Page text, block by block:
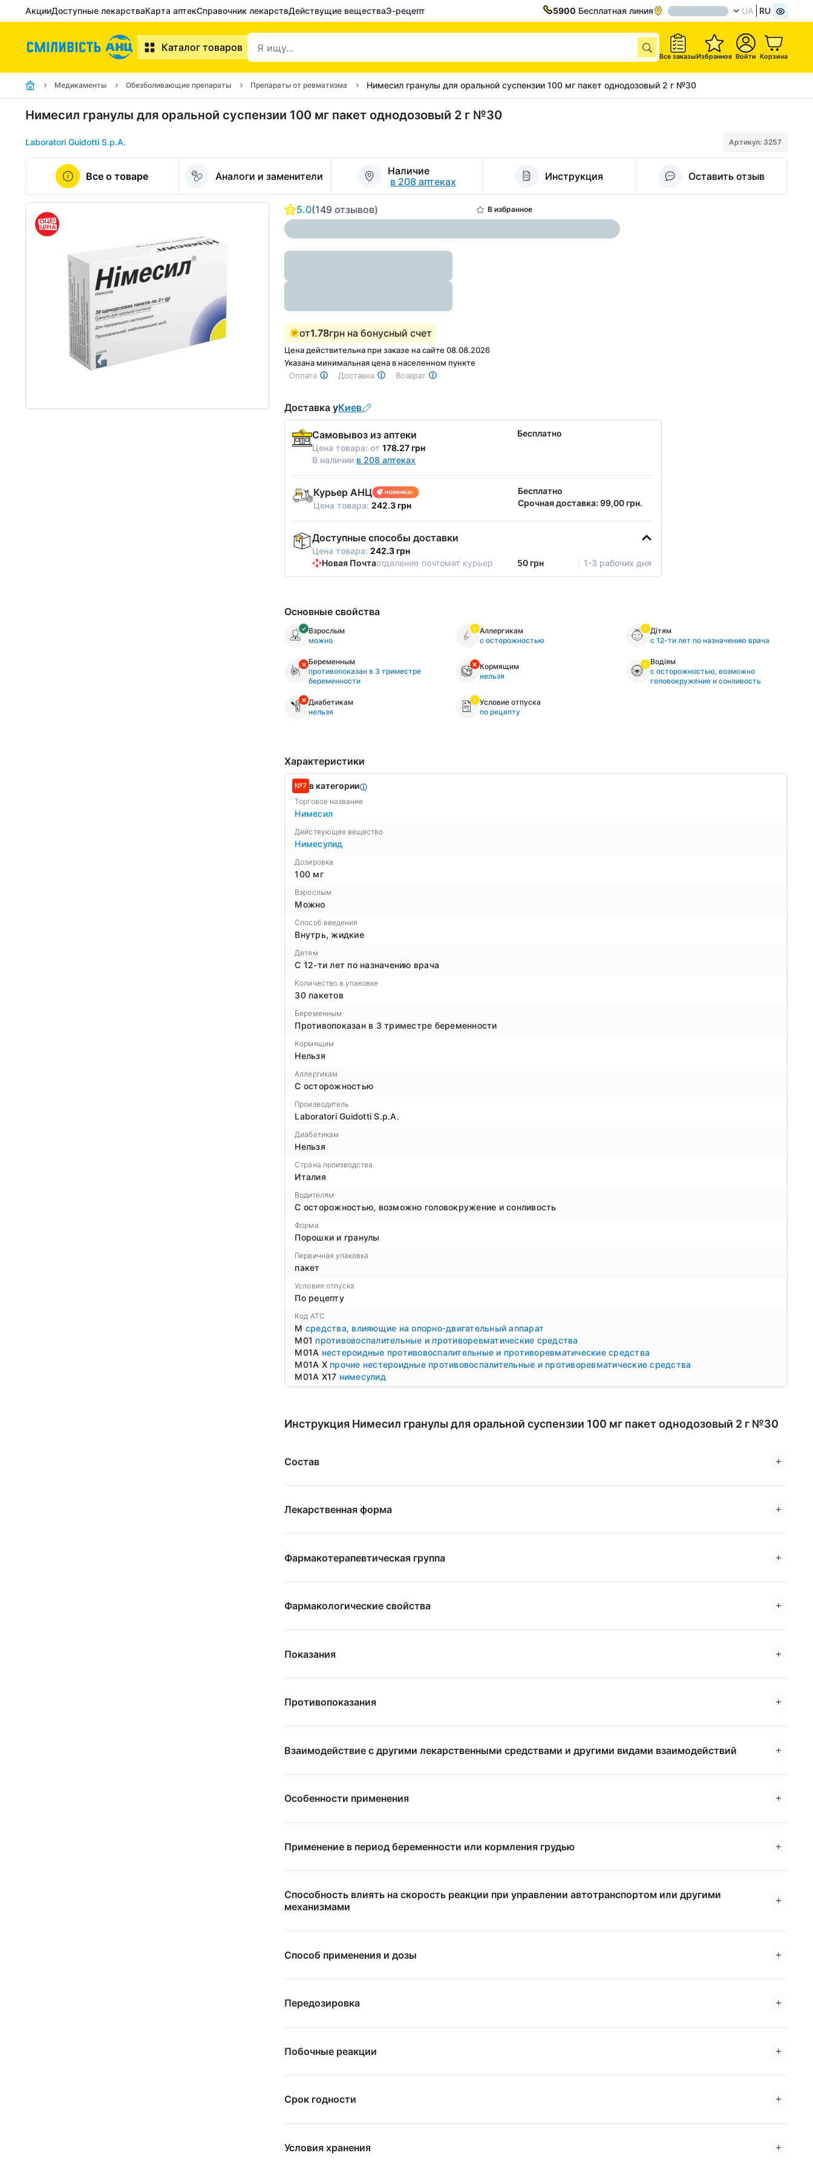
АкцииДоступные лекарстваКарта аптекСправочник лекарствДействущие веществаЭ-рецепт 5900 Бесплатная линия UA RU
Каталог товаров
Все заказыИзбранное Войти Корзина
Медикаменты Обезболивающие препараты Препараты от ревматизма Нимесил гранулы для оральной суспензии 100 мг пакет однодозовый 2 г №30
Нимесил гранулы для оральной суспензии 100 мг пакет однодозовый 2 г №30
Laboratori Guidotti S.p.A. Артикул: 3257
Все о товаре Аналоги и заменители
Наличие
в 208 аптеках
Инструкция Оставить отзыв
5.0(149 отзывов) В избранное
от1.78грн на бонусный счет
Цена действительна при заказе на сайте 08.08.2026
Указана минимальная цена в населенном пункте
Оплата
Доставка Возврат
Доставка уКиев
Самовывоз из аптеки
Цена товара:от 178.27 грн
В наличии в 208 аптеках
Бесплатно
Курьер АНЦ
Цена товара: 242.3 грн
Бесплатно
Срочная доставка: 99,00 грн.
Доступные способы доставки
Цена товара: 242.3 грн
Новая Почтаотделение почтомат курьер 50 грн 1-3 рабочих дня
Основные свойства
Взрослым
можно
Аллергикам
с осторожностью
Дітям
с 12-ти лет по назначению врача
Беременным
противопоказан в 3 триместре
беременности
Кормящим
нельзя
Водіям
с осторожностью, возможно
головокружение и сонливость
Диабетикам
нельзя
Условие отпуска
по рецепту
Характеристики
№7 в категории
Торговое название
Нимесил
Действующее вещество
Нимесулид
Дозировка
100 мг
Взрослым
Можно
Способ введения
Внутрь, жидкие
Детям
С 12-ти лет по назначению врача
Количество в упаковке
30 пакетов
Беременным
Противопоказан в 3 триместре беременности
Кормящим
Нельзя
Аллергикам
С осторожностью
Производитель
Laboratori Guidotti S.p.A.
Диабетикам
Нельзя
Страна производства
Италия
Водителям
С осторожностью, возможно головокружение и сонливость
Форма
Порошки и гранулы
Первичная упаковка
пакет
Условия отпуска
По рецепту
Код ATC
M средства, влияющие на опорно-двигательный аппарат
M01 противовоспалительные и противоревматические средства
M01A нестероидные противовоспалительные и противоревматические средства
M01A X прочие нестероидные противовоспалительные и противоревматические средства
M01A X17 нимесулид
Инструкция Нимесил гранулы для оральной суспензии 100 мг пакет однодозовый 2 г №30
Состав
Лекарственная форма
Фармакотерапевтическая группа
Фармакологические свойства
Показания
Противопоказания
Взаимодействие с другими лекарственными средствами и другими видами взаимодействий
Особенности применения
Применение в период беременности или кормления грудью
Способность влиять на скорость реакции при управлении автотранспортом или другими
механизмами
Способ применения и дозы
Передозировка
Побочные реакции
Срок годности
Условия хранения